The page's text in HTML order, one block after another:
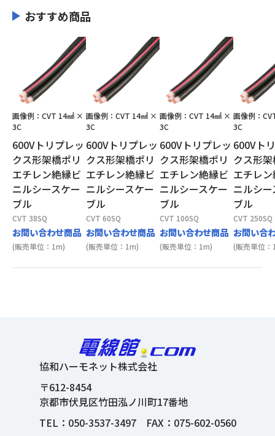
おすすめ商品
画像例：CVT 14㎟ ×
3C
600Vトリプレッ
クス形架橋ポリ
エチレン絶縁ビ
ニルシースケー
ブル
CVT 38SQ
お問い合わせ商品
(販売単位：1m)
画像例：CVT 14㎟ ×
3C
600Vトリプレッ
クス形架橋ポリ
エチレン絶縁ビ
ニルシースケー
ブル
CVT 60SQ
お問い合わせ商品
(販売単位：1m)
画像例：CVT 14㎟ ×
3C
600Vトリプレッ
クス形架橋ポリ
エチレン絶縁ビ
ニルシースケー
ブル
CVT 100SQ
お問い合わせ商品
(販売単位：1m)
画像例：
3C
600Vト
クス形
エチレ
ニルシ
ブル
CVT 250SQ
お問い合
(販売単位：
協和ハーモネット株式会社
〒612-8454
京都市伏見区竹田泓ノ川町17番地
TEL： 050-3537-3497FAX：075-602-0560